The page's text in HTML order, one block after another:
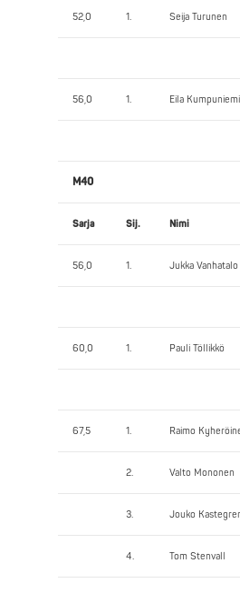
52,0 1. Seija Turunen
56,0 1. Eila Kumpuniemi
M40
Sarja Sij. Nimi
56,0 1. Jukka Vanhatalo
60,0 1. Pauli Töllikkö
67,5 1. Raimo
2. Valto Mononen
3. Jouko
4. Tom Stenvall